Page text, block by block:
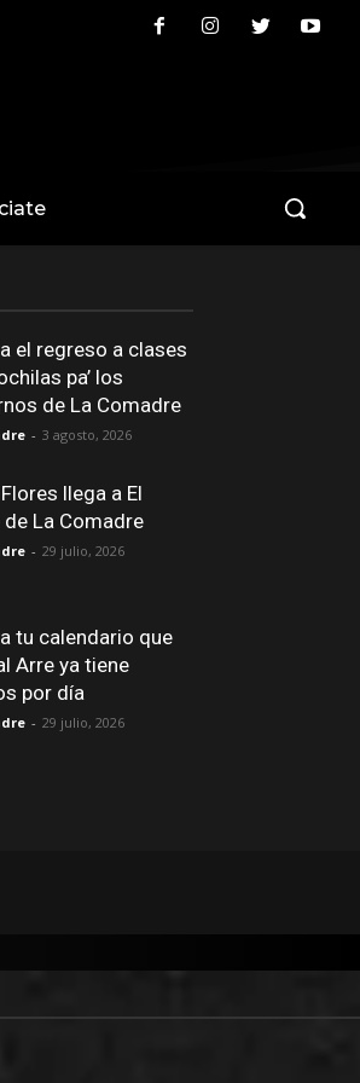
el regreso a clases
pa’ los
de La Comadre
- 3 agosto, 2026
llega a El
La Comadre
- 29 julio, 2026
tu calendario que
Arre ya tiene
por día
- 29 julio, 2026